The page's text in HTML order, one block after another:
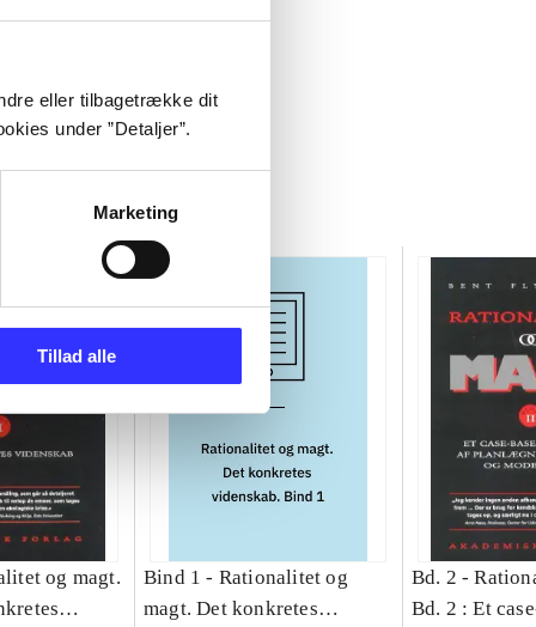
eller tilbagetrække dit
under ”Detaljer”.
Marketing
Tillad alle
og magt.
Bind 1 - Rationalitet og
magt. Det konkretes
Bd. 2 -
Bd. 2 : Et